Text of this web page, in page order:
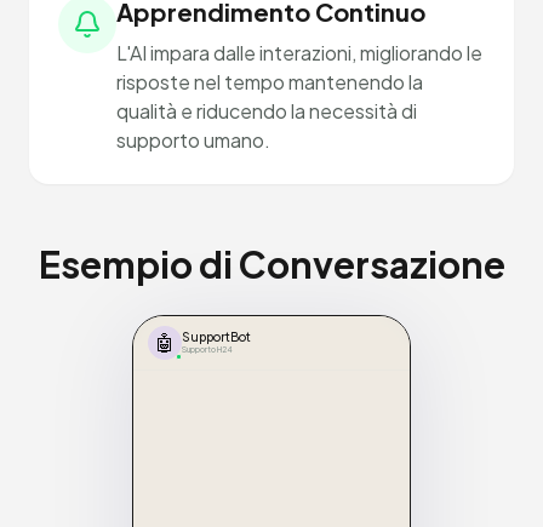
Apprendimento Continuo
L'AI impara dalle interazioni, migliorando le
risposte nel tempo mantenendo la
qualità e riducendo la necessità di
supporto umano.
Esempio di Conversazione
🤖 SupportBot
Supporto H24